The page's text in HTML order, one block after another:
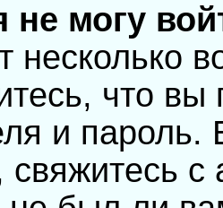
не могу
несколько
что
и
свяжитесь